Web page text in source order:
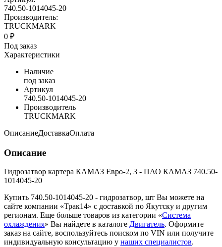
740.50-1014045-20
Производитель:
TRUCKMARK
0 ₽
Под заказ
Характеристики
Наличие
под заказ
Артикул
740.50-1014045-20
Производитель
TRUCKMARK
ОписаниеДоставкаОплата
Описание
Гидрозатвор картера КАМАЗ Евро-2, 3 - ПАО КАМАЗ 740.50-
1014045-20
Купить 740.50-1014045-20 - гидрозатвор, шт Вы можете на
сайте компании «Трак14» с доставкой по Якутску и другим
регионам. Еще больше товаров из категории «Система
охлаждения» Вы найдете в каталоге Двигатель. Оформите
заказ на сайте, воспользуйтесь поиском по VIN или получите
индивидуальную консультацию у наших специалистов.